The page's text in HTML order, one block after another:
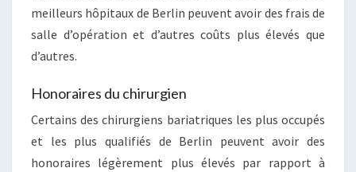
meilleurs hôpitaux de Berlin peuvent avoir des frais de
salle d’opération et d’autres coûts plus élevés que
d’autres.
Honoraires du chirurgien
Certains des chirurgiens bariatriques les plus occupés
et les plus qualifiés de Berlin peuvent avoir des
honoraires légèrement plus élevés par rapport à